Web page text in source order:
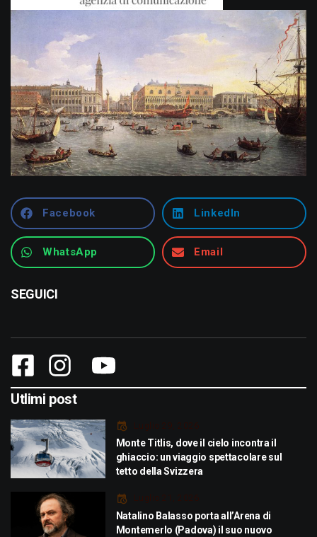
Facebook LinkedIn
WhatsApp Email
SEGUICI
Utlimi post
Luglio 29, 2026
Monte Titlis, dove il cielo incontra il
ghiaccio: un viaggio spettacolare sul
tetto della Svizzera
Luglio 21, 2026
Natalino Balasso porta all’Arena di
Montemerlo (Padova) il suo nuovo